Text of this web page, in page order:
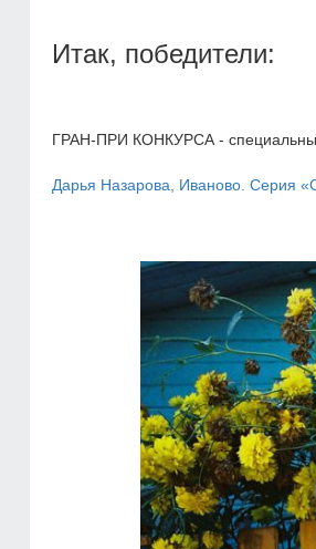
Итак, победители:
ГРАН-ПРИ КОНКУРСА -
Дарья Назарова, Иваново. Серия